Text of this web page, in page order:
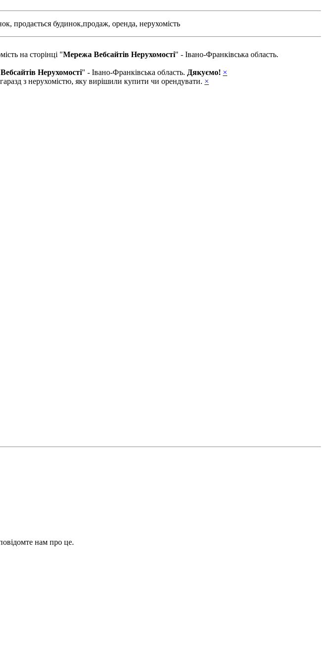
продається будинок,продаж, оренда, нерухомість
на сторінці "Мережа Вебсайтів Нерухомості" - Івано-Франківська область.
Нерухомості" - Івано-Франківська область. Дякуємо! ×
з нерухомістю, яку вирішили купити чи орендувати. ×
нам про це.